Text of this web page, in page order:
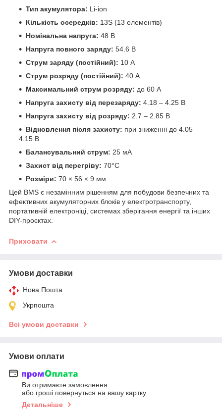
Тип акумулятора: Li-ion
Кількість осередків: 13S (13 елементів)
Номінальна напруга: 48 В
Напруга повного заряду: 54.6 В
Струм заряду (постійний): 10 А
Струм розряду (постійний): 40 А
Максимальний струм розряду: до 60 А
Напруга захисту від перезаряду: 4.18 – 4.25 В
Напруга захисту від розряду: 2.7 – 2.85 В
Відновлення після захисту: при зниженні до 4.05 –
4.15 В
Балансувальний струм: 25 мА
Захист від перегріву: 70°C
Розміри: 70 × 56 × 9 мм
Цей BMS є незамінним рішенням для побудови безпечних та
ефективних акумуляторних блоків у електротранспорту,
портативній електроніці, системах зберігання енергії та інших
DIY-проєктах.
Приховати
Умови доставки
Нова Пошта
Укрпошта
Всі умови доставки
Умови оплати
Ви отримаєте замовлення
або гроші повернуться на вашу картку
Детальніше